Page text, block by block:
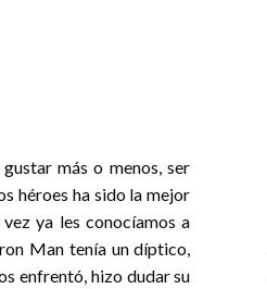
gustar más o menos, ser
héroes ha sido la mejor
ya les conocíamos a
Man tenía un díptico,
enfrentó, hizo dudar su